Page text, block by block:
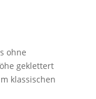
ohne
geklettert
klassischen